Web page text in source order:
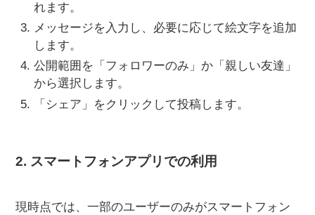
れます。
メッセージを入力し、必要に応じて絵文字を追加
します。
公開範囲を「フォロワーのみ」か「親しい友達」
から選択します。
「シェア」をクリックして投稿します。
2. スマートフォンアプリでの利用
現時点では、一部のユーザーのみがスマートフォン